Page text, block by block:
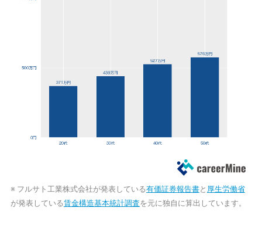
※ フルサト工業株式会社が発表している有価証券報告書と 厚生労働省
が発表している賃金構造基本統計調査を元に独自に算出しています。